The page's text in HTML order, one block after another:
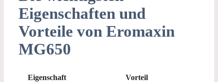
Eigenschaften und
Vorteile von Eromaxin
MG650
Eigenschaft Vorteil